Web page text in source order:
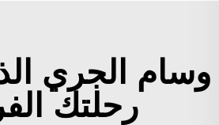
وسام الجري
رحلتك